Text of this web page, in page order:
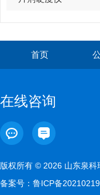
首页
在线咨询
版权所有 © 2026 山东泉
备案号： 鲁ICP备